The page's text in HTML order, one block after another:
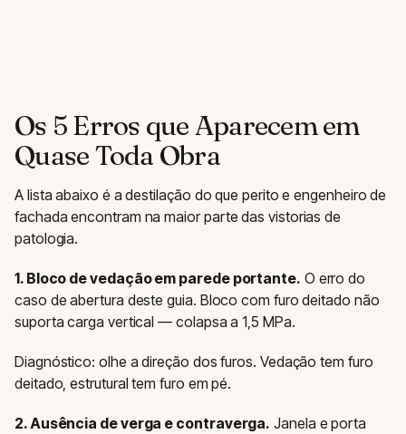
Os 5 Erros que Aparecem em
Quase Toda Obra
A lista abaixo é a destilação do que perito e engenheiro de
fachada encontram na maior parte das vistorias de
patologia.
1. Bloco de vedação em parede portante. O erro do
caso de abertura deste guia. Bloco com furo deitado não
suporta carga vertical — colapsa a 1,5 MPa.
Diagnóstico: olhe a direção dos furos. Vedação tem furo
deitado, estrutural tem furo em pé.
2. Ausência de verga e contraverga. Janela e porta